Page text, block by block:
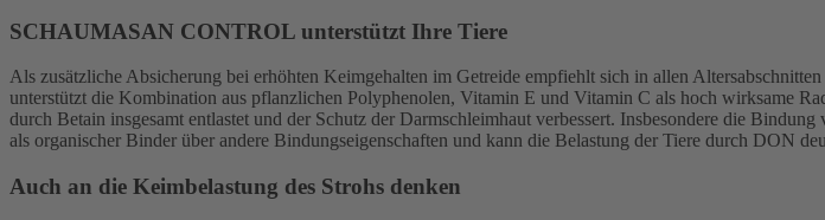
SCHAUMASAN CONTROL unterstützt Ihre Tiere
Als zusätzliche Absicherung bei erhöhten Keimgehalten im Getreide empfiehlt sich in allen
unterstützt die Kombination aus pflanzlichen Polyphenolen, Vitamin E und Vitamin C als hoch wirksame
durch Betain insgesamt entlastet und der Schutz der Darmschleimhaut verbessert. Insbesondere die
als organischer Binder über andere Bindungseigenschaften und kann die Belastung der Tiere durch DON
Auch an die Keimbelastung des Strohs denken